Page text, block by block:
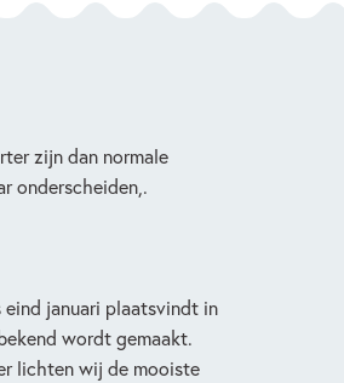
zijn dan normale
onderscheiden,.
januari plaatsvindt in
wordt gemaakt.
lichten wij de mooiste